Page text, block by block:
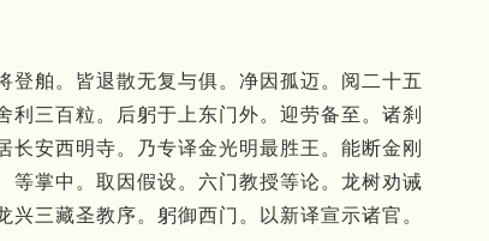
登舶。 皆退散无复与俱。 净因孤迈。 阅二十五
利三百粒。 后躬于上东门外。 迎劳备至。 诸刹
长安西明寺。 乃专译金光明最胜王。 能断金刚
等掌中。 取因假设。 六门教授等论。 龙树劝诫
兴三藏圣教序。 躬御西门。
以新译宣示诸官。